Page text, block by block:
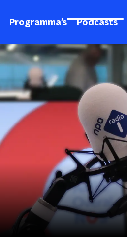
Programma's Podcasts